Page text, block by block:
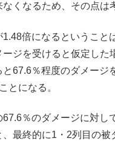
くなるため、その点は
倍になるということ
ージを受けると仮定した
と67.6％程度のダメージ
とになる。
％のダメージに対し
最終的に1・2列目の被